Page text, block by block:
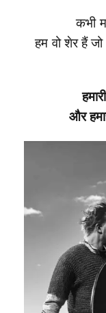
कभी
हम वो शेर हैं
और